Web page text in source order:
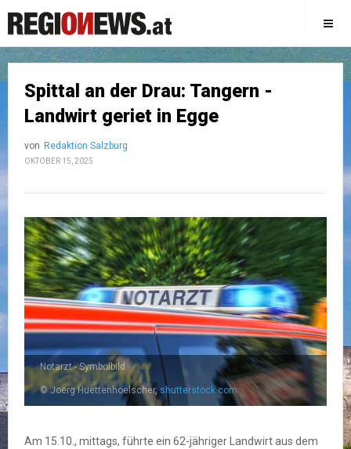
Spittal an der Drau: Tangern -
Landwirt geriet in Egge
von Redaktion Salzburg
OKTOBER 15, 2025
Notarzt - Symbolbild
© Joerg Huettenhoelscher,shutterstock.com
Am 15.10., mittags, führte ein 62-jähriger Landwirt aus dem